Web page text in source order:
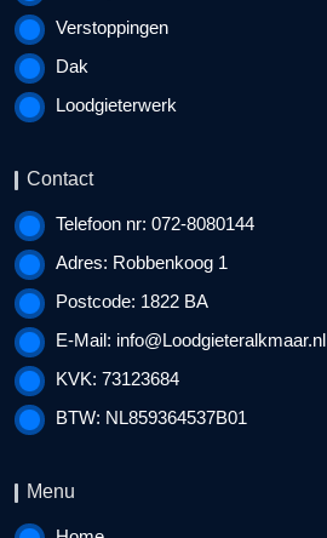
Verstoppingen
Dak
Loodgieterwerk
Contact
Telefoon nr: 072-8080144
Adres: Robbenkoog 1
Postcode: 1822 BA
E-Mail: info@Loodgieteralkmaar.nl
KVK: 73123684
BTW: NL859364537B01
Menu